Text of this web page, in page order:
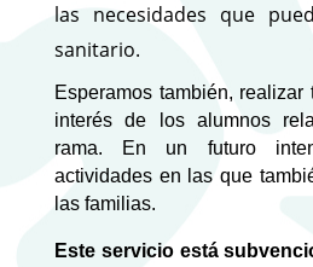
las necesidades que
sanitario.
Esperamos también, realizar
interés de los alumnos
rama. En un futuro
actividades en las que
las familias.
Este servicio está